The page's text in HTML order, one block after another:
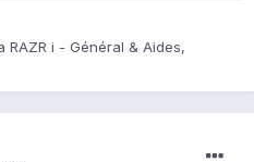
RAZR i - Général & Aides,